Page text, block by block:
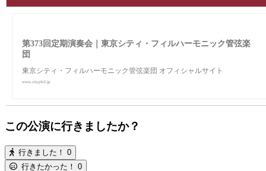
第373回定期演奏会｜東京シティ・フィルハーモニック管弦楽
団
東京シティ・フィルハーモニック管弦楽団 オフィシャルサイト
www.cityphil.jp
この公演に行きましたか？
行きました！ 0
行きたかった！ 0